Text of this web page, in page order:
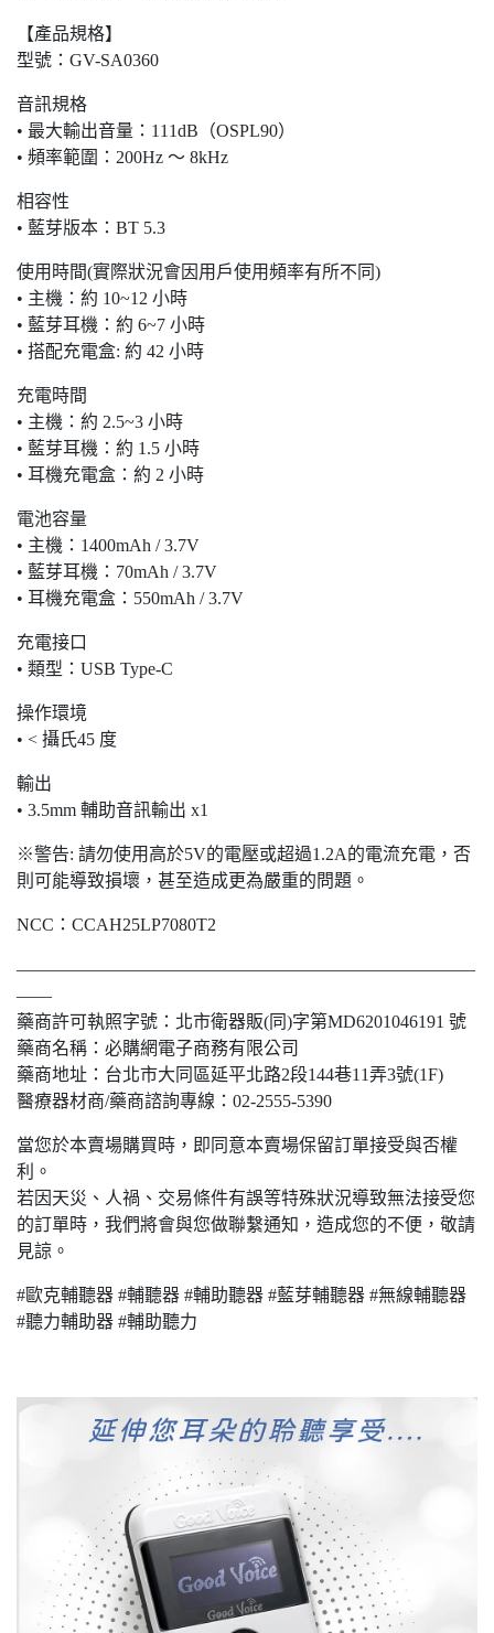
【產品規格】
型號：GV-SA0360
音訊規格
• 最大輸出音量：111dB（OSPL90）
• 頻率範圍：200Hz ～ 8kHz
相容性
• 藍芽版本：BT 5.3
使用時間(實際狀況會因用戶使用頻率有所不同)
• 主機：約 10~12 小時
• 藍芽耳機：約 6~7 小時
• 搭配充電盒: 約 42 小時
充電時間
• 主機：約 2.5~3 小時
• 藍芽耳機：約 1.5 小時
• 耳機充電盒：約 2 小時
電池容量
• 主機：1400mAh / 3.7V
• 藍芽耳機：70mAh / 3.7V
• 耳機充電盒：550mAh / 3.7V
充電接口
• 類型：USB Type-C
操作環境
• < 攝氏45 度
輸出
• 3.5mm 輔助音訊輸出 x1
※警告: 請勿使用高於5V的電壓或超過1.2A的電流充電，否
則可能導致損壞，甚至造成更為嚴重的問題。
NCC：CCAH25LP7080T2
——————————————————————————
——
藥商許可執照字號：北市衛器販(同)字第MD6201046191 號
藥商名稱：必購網電子商務有限公司
藥商地址：台北市大同區延平北路2段144巷11弄3號(1F)
醫療器材商/藥商諮詢專線：02-2555-5390
當您於本賣場購買時，即同意本賣場保留訂單接受與否權
利。
若因天災、人禍、交易條件有誤等特殊狀況導致無法接受您
的訂單時，我們將會與您做聯繫通知，造成您的不便，敬請
見諒。
#歐克輔聽器 #輔聽器 #輔助聽器 #藍芽輔聽器 #無線輔聽器
#聽力輔助器 #輔助聽力